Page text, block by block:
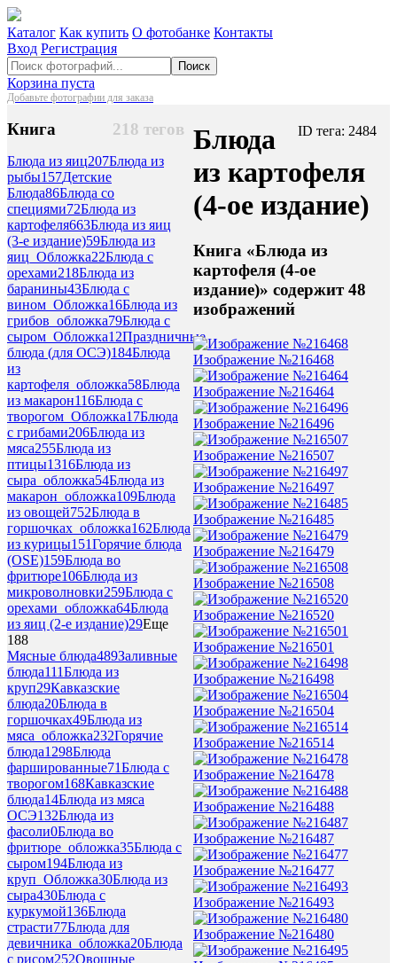
Каталог Как купить О фотобанке Контакты
Вход Регистрация
Поиск
Корзина пуста
Добавьте фотографии для заказа
218 тегов
Книга
Блюда из яиц207Блюда из
рыбы157Детские
Блюда86Блюда со
специями72Блюда из
картофеля663Блюда из яиц
(3-е издание)59Блюда из
яиц_Обложка22Блюда с
орехами218Блюда из
баранины43Блюда с
вином_Обложка16Блюда из
грибов_обложка79Блюда с
сыром_Обложка12Праздничные
блюда (для ОСЭ)184Блюда
из
картофеля_обложка58Блюда
из макарон116Блюда с
творогом_Обложка17Блюда
с грибами206Блюда из
мяса255Блюда из
птицы1316Блюда из
сыра_обложка54Блюда из
макарон_обложка109Блюда
из овощей752Блюда в
горшочках_обложка162Блюда
из курицы151Горячие блюда
(OSE)159Блюда во
фритюре106Блюда из
микроволновки259Блюда с
орехами_обложка64Блюда
из яиц (2-е издание)29Еще
188
Мясные блюда489Заливные
блюда111Блюда из
круп29Кавказские
блюда20Блюда в
горшочках49Блюда из
мяса_обложка232Горячие
блюда1298Блюда
фаршированные71Блюда с
творогом168Кавказские
блюда14Блюда из мяса
ОСЭ132Блюда из
фасоли0Блюда во
фритюре_обложка35Блюда с
сыром194Блюда из
круп_Обложка30Блюда из
сыра430Блюда с
куркумой136Блюда
страсти77Блюда для
девичника_обложка20Блюда
с рисом252Овощные
ID тега: 2484
Блюда
из картофеля
(4-ое издание)
Книга «Блюда из
картофеля (4-ое
издание)» содержит 48
изображений
Изображение №216468
Изображение №216464
Изображение №216496
Изображение №216507
Изображение №216497
Изображение №216485
Изображение №216479
Изображение №216508
Изображение №216520
Изображение №216501
Изображение №216498
Изображение №216504
Изображение №216514
Изображение №216478
Изображение №216488
Изображение №216487
Изображение №216477
Изображение №216493
Изображение №216480